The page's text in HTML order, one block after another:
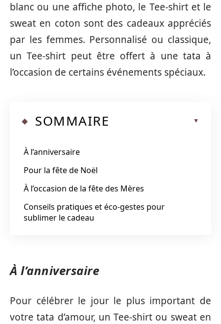
blanc ou une affiche photo, le Tee-shirt et le
sweat en coton sont des cadeaux appréciés
par les femmes. Personnalisé ou classique,
un Tee-shirt peut être offert à une tata à
l’occasion de certains événements spéciaux.
SOMMAIRE
À l’anniversaire
Pour la fête de Noël
À l’occasion de la fête des Mères
Conseils pratiques et éco-gestes pour
sublimer le cadeau
À l’anniversaire
Pour célébrer le jour le plus important de
votre tata d’amour, un Tee-shirt ou sweat en